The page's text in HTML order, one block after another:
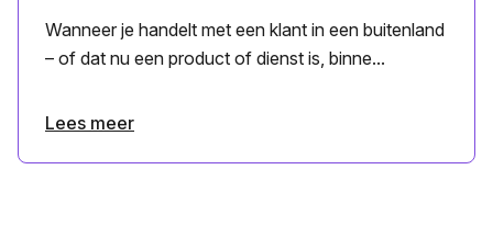
Wanneer je handelt met een klant in een buitenland
– of dat nu een product of dienst is, binne...
Lees meer